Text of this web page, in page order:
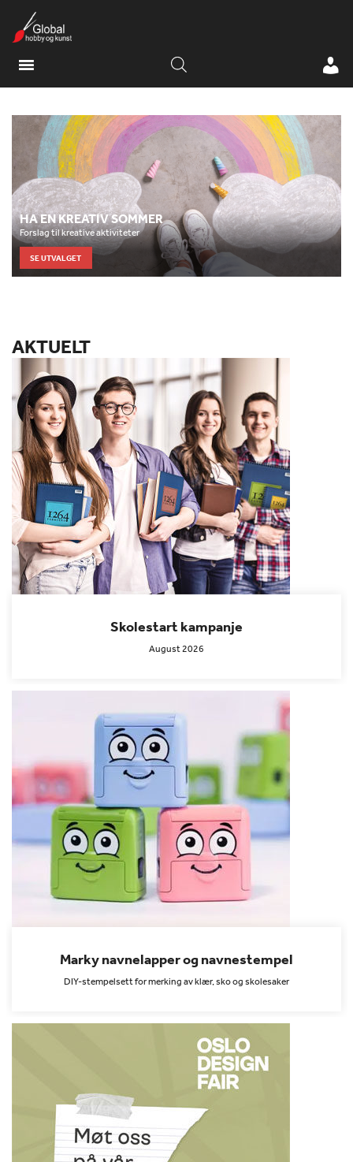
HA EN KREATIV SOMMER
Forslag til kreative aktiviteter
SE UTVALGET
AKTUELT
Skolestart kampanje
August 2026
Marky navnelapper og navnestempel
DIY-stempelsett for merking av klær, sko og skolesaker